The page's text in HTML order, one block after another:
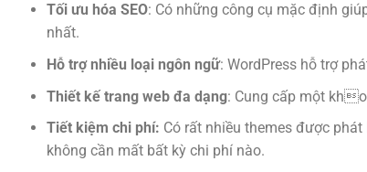
Tối ưu hóa SEO: Có những công cụ mặc định
nhất.
Hỗ trợ nhiều loại ngôn ngữ: WordPress hỗ trợ
Thiết kế trang web đa dạng: Cung cấp một
Tiết kiệm chi phí: Có rất nhiều themes được
không cần mất bất kỳ chi phí nào.